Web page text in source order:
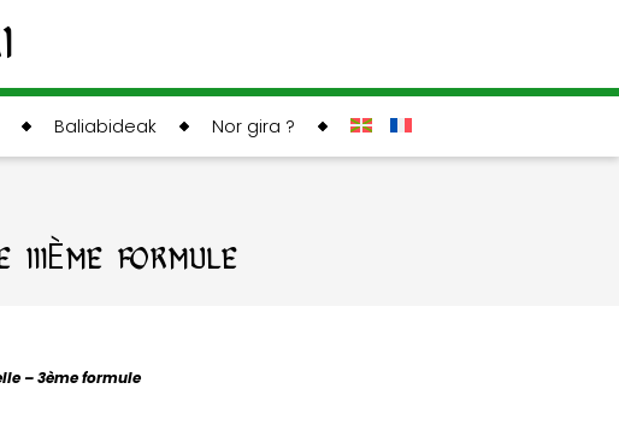
Baliabideak Nor gira ?
IIIÈME FORMULE
– 3ème formule